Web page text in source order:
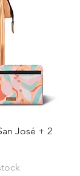
José + 2